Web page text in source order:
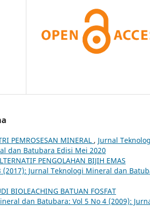
PEMROSESAN MINERAL , Jurnal
dan Batubara Edisi Mei 2020
PENGOLAHAN BIJIH EMAS
Jurnal Teknologi Mineral dan
BIOLEACHING BATUAN FOSFAT
dan Batubara: Vol 5 No 4 (2009):